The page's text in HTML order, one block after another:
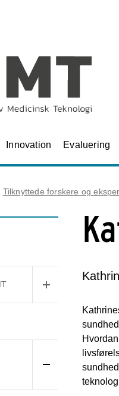
Innovation Evaluering
Tilknyttede forskere og